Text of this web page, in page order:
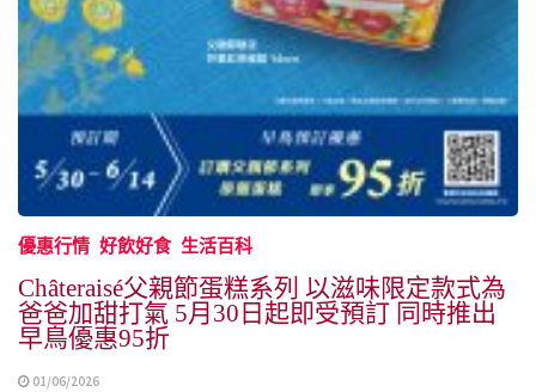
優惠行情 好飲好食 生活百科
Châteraisé父親節蛋糕系列 以滋味限定款式為
爸爸加甜打氣 5月30日起即受預訂 同時推出
早鳥優惠95折
01/06/2026